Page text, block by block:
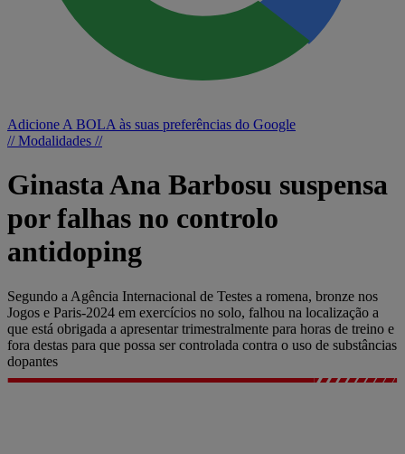
Adicione A BOLA às suas preferências do Google
// Modalidades //
Ginasta Ana Barbosu suspensa
por falhas no controlo
antidoping
Segundo a Agência Internacional de Testes a romena, bronze nos
Jogos e Paris-2024 em exercícios no solo, falhou na localização a
que está obrigada a apresentar trimestralmente para horas de treino e
fora destas para que possa ser controlada contra o uso de substâncias
dopantes